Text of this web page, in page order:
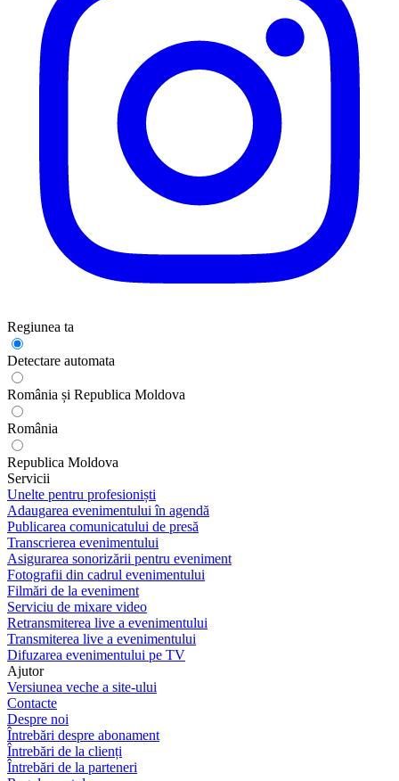
Regiunea ta
Detectare automata
România și Republica Moldova
România
Republica Moldova
Servicii
Unelte pentru profesioniști
Adaugarea evenimentului în agendă
Publicarea comunicatului de presă
Transcrierea evenimentului
Asigurarea sonorizării pentru eveniment
Fotografii din cadrul evenimentului
Filmări de la eveniment
Serviciu de mixare video
Retransmiterea live a evenimentului
Transmiterea live a evenimentului
Difuzarea evenimentului pe TV
Ajutor
Versiunea veche a site-ului
Contacte
Despre noi
Întrebări despre abonament
Întrebări de la clienți
Întrebări de la parteneri